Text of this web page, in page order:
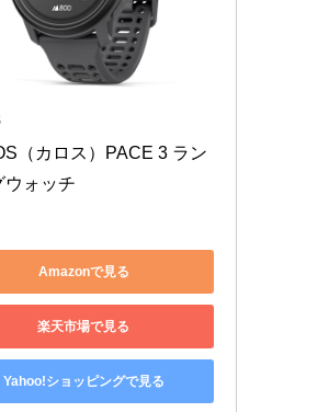
（カロス）PACE 3 ラン
ウォッチ
Amazonで見る
楽天市場で見る
Yahoo!ショッピングで見る